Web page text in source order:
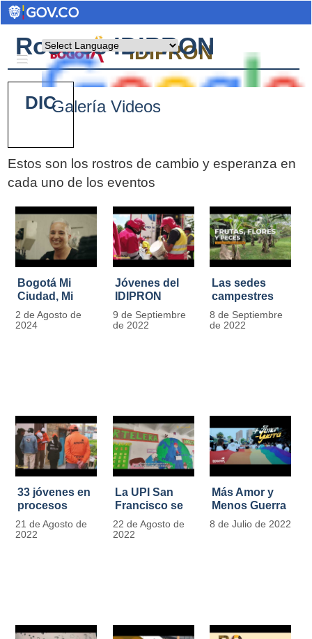
Powered by
IDIPRON
Rostros IDIPRON
Galería Videos
Estos son los rostros de cambio y esperanza en
cada uno de los eventos
Bogotá Mi
Ciudad, Mi
Casa
2 de Agosto de
2024
Jóvenes del
IDIPRON
restauraron
más de 13.000
9 de Septiembre
de 2022
Las sedes
campestres
de IDIPRON
se convierten
8 de Septiembre
de 2022
33 jóvenes en
procesos
legales por
tensiones con
21 de Agosto de
2022
La UPI San
Francisco se
llena de color
y vida con la
22 de Agosto de
2022
Más Amor y
Menos Guerra
8 de Julio de 2022
Pages
DIC